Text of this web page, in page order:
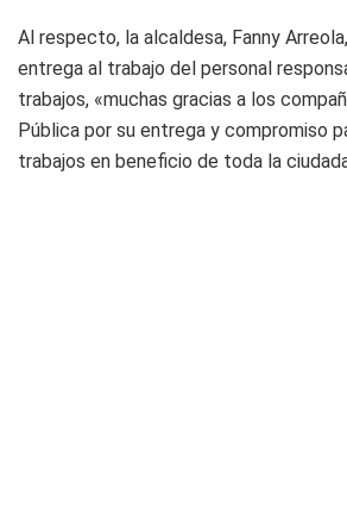
Al respecto, la alcaldesa, Fanny
entrega al trabajo del personal
trabajos, «muchas gracias a los
Pública por su entrega y compromiso
trabajos en beneficio de toda la